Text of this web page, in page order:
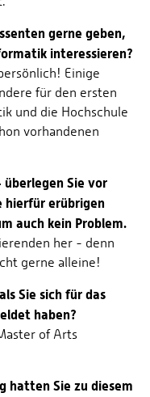
gerne geben,
interessieren?
Einige
für den ersten
und die Hochschule
vorhandenen
Sie vor
hierfür erübrigen
auch kein Problem.
her - denn
gerne alleine!
Sie sich für das
haben?
of Arts
hatten Sie zu diesem